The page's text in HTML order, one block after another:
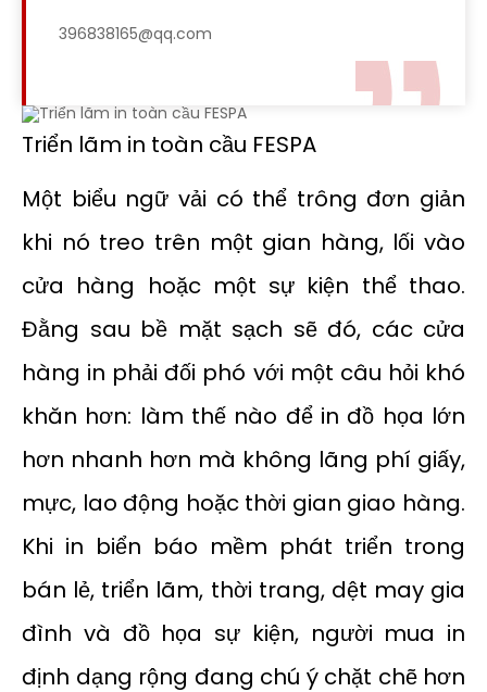
396838165@qq.com
Triển lãm in toàn cầu FESPA
Một biểu ngữ vải có thể trông đơn giản
khi nó treo trên một gian hàng, lối vào
cửa hàng hoặc một sự kiện thể thao.
Đằng sau bề mặt sạch sẽ đó, các cửa
hàng in phải đối phó với một câu hỏi khó
khăn hơn: làm thế nào để in đồ họa lớn
hơn nhanh hơn mà không lãng phí giấy,
mực, lao động hoặc thời gian giao hàng.
Khi in biển báo mềm phát triển trong
bán lẻ, triển lãm, thời trang, dệt may gia
đình và đồ họa sự kiện, người mua in
định dạng rộng đang chú ý chặt chẽ hơn